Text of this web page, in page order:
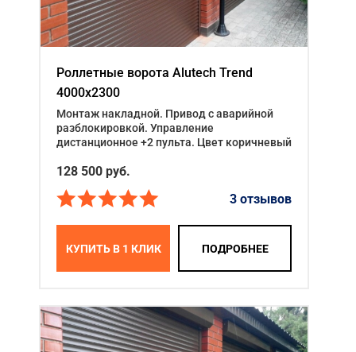
Роллетные ворота Alutech Trend
4000x2300
Монтаж накладной. Привод с аварийной
разблокировкой. Управление
дистанционное +2 пульта. Цвет коричневый
128 500 руб.
3 отзывов
КУПИТЬ В 1 КЛИК ПОДРОБНЕЕ